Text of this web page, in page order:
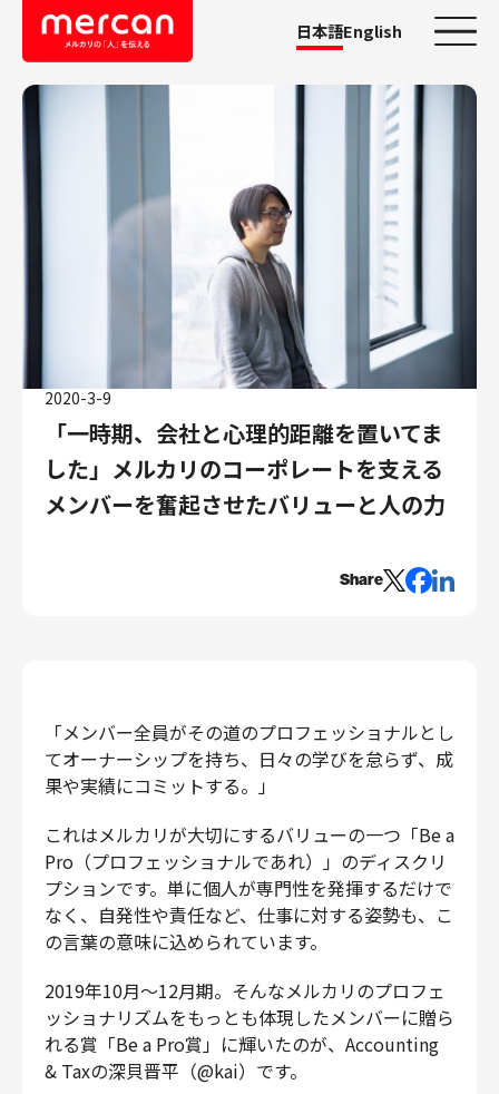
日本語English
鹿島アントラーズ
メルカリShops
メルカリR4Dラボ
AI/LLM
職種
エンジニアリング
事業開発
カスタマーサービス
営業
マーケティング・PR
プロダクトマネジメント
データアナリティクス
プロダクトデザイン
クリエイティブ
財務・経理
内部監査・リスク
法務
2020-3-9
「一時期、会社と心理的距離を置いてま
した」メルカリのコーポレートを支える
メンバーを奮起させたバリューと人の力
Share
「メンバー全員がその道のプロフェッショナルとし
てオーナーシップを持ち、日々の学びを怠らず、成
果や実績にコミットする。」
これはメルカリが大切にするバリューの一つ「Be a
Pro（プロフェッショナルであれ）」のディスクリ
プションです。単に個人が専門性を発揮するだけで
なく、自発性や責任など、仕事に対する姿勢も、こ
の言葉の意味に込められています。
2019年10月〜12月期。そんなメルカリのプロフェ
ッショナリズムをもっとも体現したメンバーに贈ら
れる賞「Be a Pro賞」に輝いたのが、Accounting
& Taxの深貝晋平（@kai）です。